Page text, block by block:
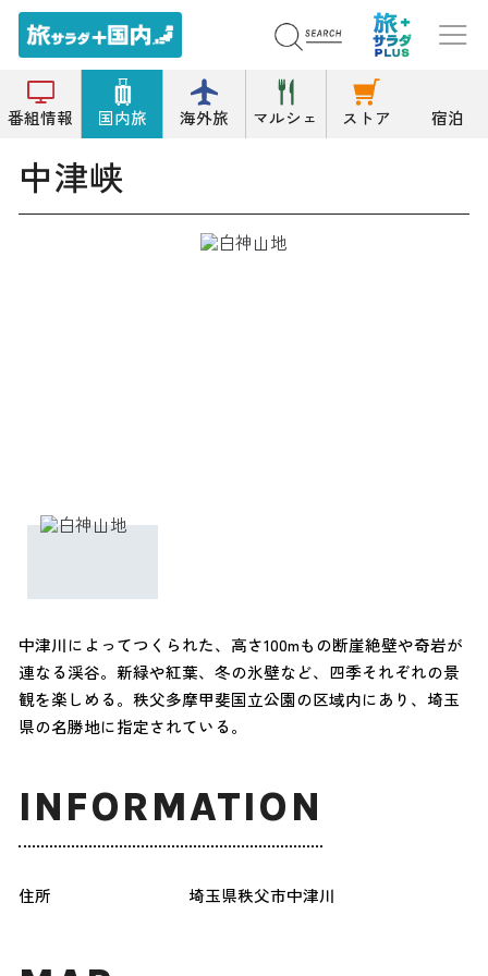
番組情報 国内旅 海外旅 マルシェ ストア 宿泊
トップ
中津峡
中津川によってつくられた、高さ100mもの断崖絶壁や奇岩が
連なる渓谷。新緑や紅葉、冬の氷壁など、四季それぞれの景
観を楽しめる。秩父多摩甲斐国立公園の区域内にあり、埼玉
県の名勝地に指定されている。
INFORMATION
住所 埼玉県秩父市中津川